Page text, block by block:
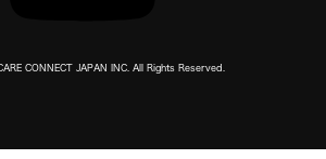
CONNECT JAPAN INC. All Rights Reserved.